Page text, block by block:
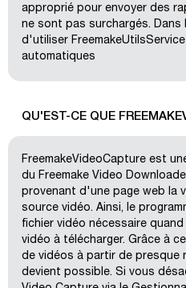
approprié pour envoyer des
ne sont pas surchargés. Dans
d'utiliser
automatiques
QU'EST-CE QUE
FreemakeVideoCapture est
du Freemake Video
provenant d'une page web la
source vidéo. Ainsi, le
fichier vidéo nécessaire
vidéo à télécharger. Grâce à
de vidéos à partir de presque
devient possible. Si vous